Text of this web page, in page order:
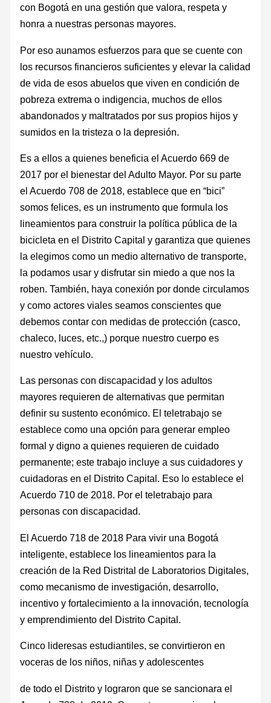
con Bogotá en una gestión que valora, respeta y
honra a nuestras personas mayores.
Por eso aunamos esfuerzos para que se cuente con
los recursos financieros suficientes y elevar la calidad
de vida de esos abuelos que viven en condición de
pobreza extrema o indigencia, muchos de ellos
abandonados y maltratados por sus propios hijos y
sumidos en la tristeza o la depresión.
Es a ellos a quienes beneficia el Acuerdo 669 de
2017 por el bienestar del Adulto Mayor. Por su parte
el Acuerdo 708 de 2018, establece que en “bici”
somos felices, es un instrumento que formula los
lineamientos para construir la política pública de la
bicicleta en el Distrito Capital y garantiza que quienes
la elegimos como un medio alternativo de transporte,
la podamos usar y disfrutar sin miedo a que nos la
roben. También, haya conexión por donde circulamos
y como actores viales seamos conscientes que
debemos contar con medidas de protección (casco,
chaleco, luces, etc.,) porque nuestro cuerpo es
nuestro vehículo.
Las personas con discapacidad y los adultos
mayores requieren de alternativas que permitan
definir su sustento económico. El teletrabajo se
establece como una opción para generar empleo
formal y digno a quienes requieren de cuidado
permanente; este trabajo incluye a sus cuidadores y
cuidadoras en el Distrito Capital. Eso lo establece el
Acuerdo 710 de 2018. Por el teletrabajo para
personas con discapacidad.
El Acuerdo 718 de 2018 Para vivir una Bogotá
inteligente, establece los lineamientos para la
creación de la Red Distrital de Laboratorios Digitales,
como mecanismo de investigación, desarrollo,
incentivo y fortalecimiento a la innovación, tecnología
y emprendimiento del Distrito Capital.
Cinco lideresas estudiantiles, se convirtieron en
voceras de los niños, niñas y adolescentes
de todo el Distrito y lograron que se sancionara el